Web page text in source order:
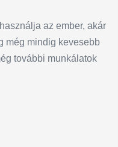
az ember, akár
még mindig kevesebb
további munkálatok